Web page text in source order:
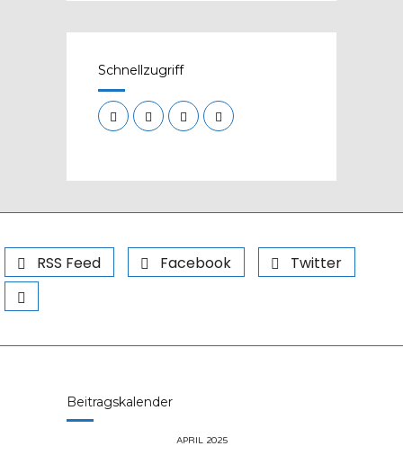
Schnellzugriff
RSS Feed Facebook Twitter
Beitragskalender
APRIL 2025